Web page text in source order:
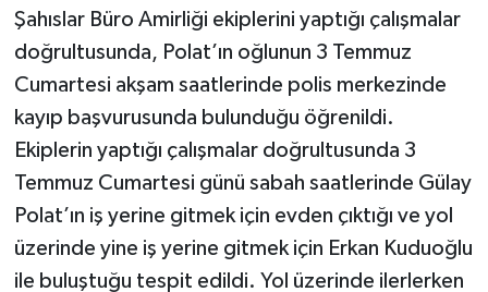
Şahıslar Büro Amirliği ekiplerini yaptığı çalışmalar
doğrultusunda, Polat’ın oğlunun 3 Temmuz
Cumartesi akşam saatlerinde polis merkezinde
kayıp başvurusunda bulunduğu öğrenildi.
Ekiplerin yaptığı çalışmalar doğrultusunda 3
Temmuz Cumartesi günü sabah saatlerinde Gülay
Polat’ın iş yerine gitmek için evden çıktığı ve yol
üzerinde yine iş yerine gitmek için Erkan Kuduoğlu
ile buluştuğu tespit edildi. Yol üzerinde ilerlerken